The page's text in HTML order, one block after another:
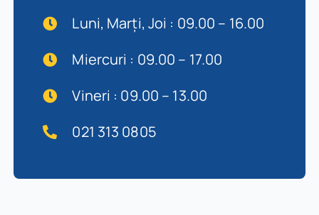
Luni, Marți, Joi : 09.00 – 16.00
Miercuri : 09.00 – 17.00
Vineri : 09.00 – 13.00
021 313 0805